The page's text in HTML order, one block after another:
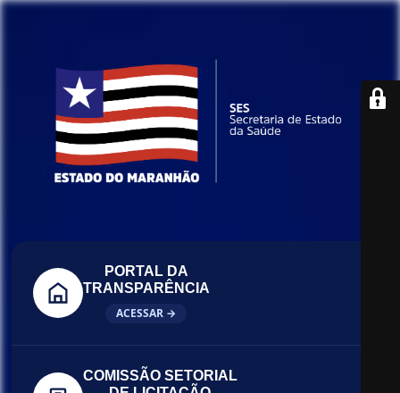
PORTAL DA
TRANSPARÊNCIA
ACESSAR →
COMISSÃO SETORIAL